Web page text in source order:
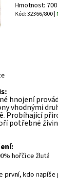
Hmotnost:
Kód: 32366/800 |
hnojení
vhodnými
Probíhající
potřebné
hořčice žlutá
první, kdo